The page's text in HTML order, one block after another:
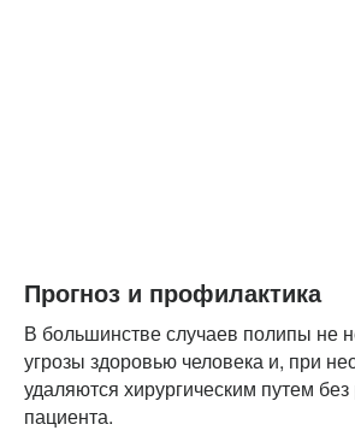
Прогноз и профилактика
В большинстве случаев полипы не
угрозы здоровью человека и, при
удаляются хирургическим путем
пациента.